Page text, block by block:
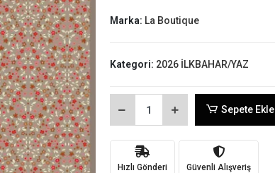
Marka: La Boutique
Kategori: 2026 İLKBAHAR/YAZ
Sepete Ekle
Hızlı Gönderi Güvenli Alışveriş